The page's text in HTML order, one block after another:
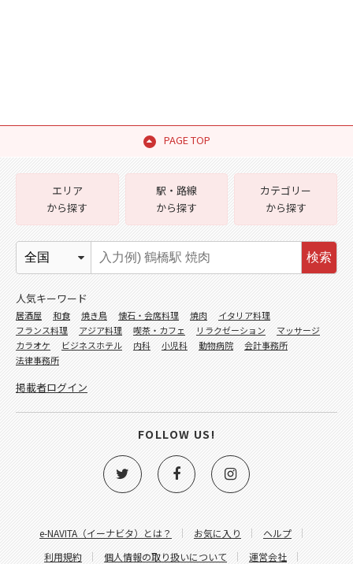
PAGE TOP
e-NAVITA（イーナビタ）とは？ お気に入り
ヘルプ
利用規約
個人情報の取り扱いについて 運営会社
エリア
から探す
駅・路線
から探す
カテゴリー
から探す
検索
人気キーワード
居酒屋 和食 焼き鳥 懐石・会席料理 焼肉
イタリア料理
フランス料理
アジア料理 喫茶・カフェ リラクゼーション
マッサージ
カラオケ
ビジネスホテル 内科 小児科 動物病院
会計事務所
法律事務所
掲載者ログイン
FOLLOW US!